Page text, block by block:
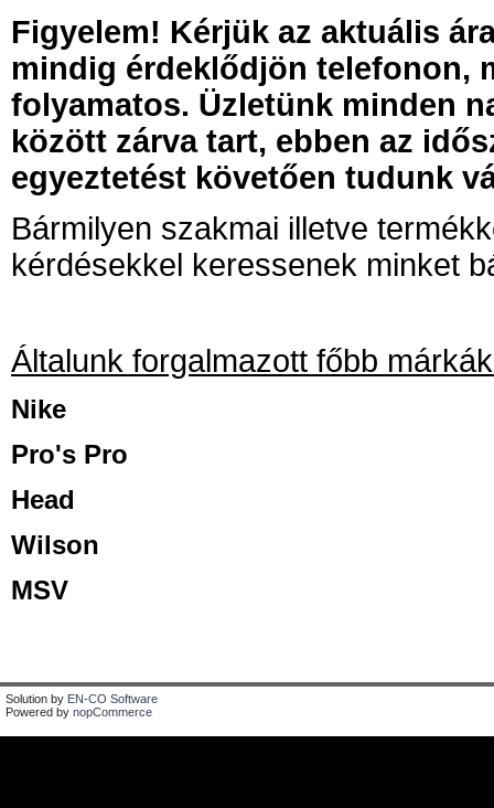
Figyelem! Kérjük az aktuális
mindig érdeklődjön telefonon,
folyamatos. Üzletünk minden
között zárva tart, ebben az
egyeztetést követően tudunk
Bármilyen szakmai illetve
kérdésekkel keressenek minket
Általunk forgalmazott főbb
Nike
Pro's Pro
Head
Wilson
MSV
Solution by EN-CO Software
Powered by nopCommerce